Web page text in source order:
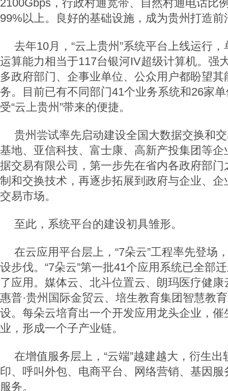
2100Gbps，行政村通宽带、自然村通电话比
99%以上。良好的基础设施，成为贵州打造
去年10月，“云上贵州”系统平台上线运行
运算能力相当于117台银河IV超级计算机。强
多政府部门、企事业单位、公众用户都盼望
务。目前已有不同部门41个业务系统和26家
受“云上贵州”带来的便捷。
贵州尝试率先启动建设全国大数据交换和
基地、亚信科技、富士康、高新产投集团等
据交易有限公司，第一步先在省内各政府部
制和交换技术，再逐步拓展到政府与企业、
交易市场。
至此，系统平台的建设初具雏形。
在云应用平台层上，“7朵云”工程率先登场
设步伐。“7朵云”第一批41个应用系统已全部
了应用。媒体云、北斗位置云、朗玛医疗健
惠普·贵州国际金贸云、培生教育集团智慧教
设。每朵云培育出一个开发应用龙头企业，
业，形成一个子产业链。
在增值服务层上，“云端”越建越大，衍生
印、呼叫外包、电商平台、网络营销、基因
服务。